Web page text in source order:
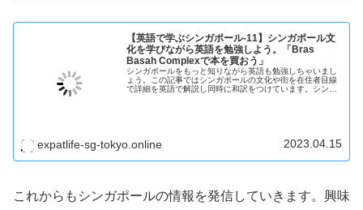
【英語で学ぶシンガポール-11】シンガポール文
化を学びながら英語を勉強しよう。「Bras
Basah Complexで本を買おう」
シンガポールをもっと知りながら英語も勉強しちゃいまし
ょう。この記事ではシンガポールの文化や街を在住者目線
で詳細を英語で解説し同時に和訳をつけています。シンガ
expatlife-sg-tokyo.online 2023.04.15
これからもシンガポールの情報を発信していきます。興味